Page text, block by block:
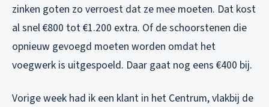
zinken goten zo verroest dat ze mee moeten. Dat kost
al snel €800 tot €1.200 extra. Of de schoorstenen die
opnieuw gevoegd moeten worden omdat het
voegwerk is uitgespoeld. Daar gaat nog eens €400 bij.
Vorige week had ik een klant in het Centrum, vlakbij de